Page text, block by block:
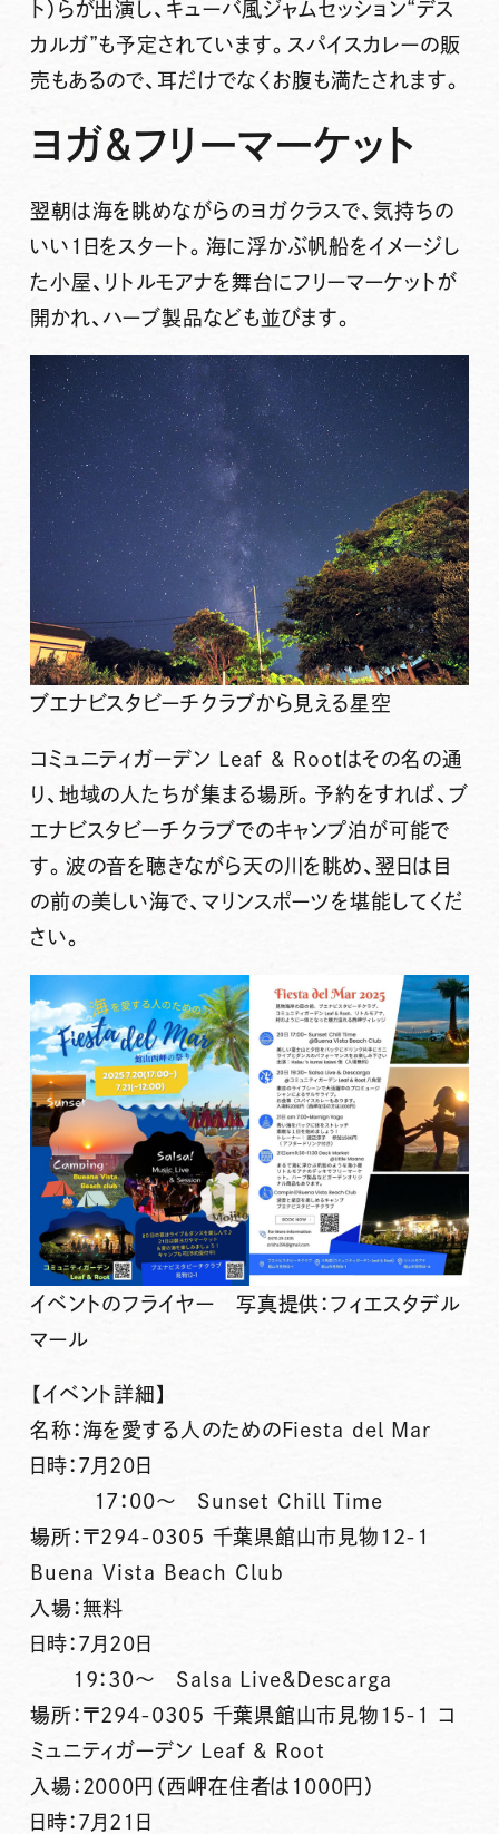
ト）らが出演し、キューバ風ジャムセッション“デス
カルガ”も予定されています。スパイスカレーの販
売もあるので、耳だけでなくお腹も満たされます。
ヨガ＆フリーマーケット
翌朝は海を眺めながらのヨガクラスで、気持ちの
いい1日をスタート。海に浮かぶ帆船をイメージし
た小屋、リトルモアナを舞台にフリーマーケットが
開かれ、ハーブ製品なども並びます。
ブエナビスタビーチクラブから見える星空
コミュニティガーデン Leaf & Rootはその名の通
り、地域の人たちが集まる場所。予約をすれば、ブ
エナビスタビーチクラブでのキャンプ泊が可能で
す。波の音を聴きながら天の川を眺め、翌日は目
の前の美しい海で、マリンスポーツを堪能してくだ
さい。
イベントのフライヤー 写真提供：フィエスタデル
マール
【イベント詳細】
名称：海を愛する人のためのFiesta del Mar
日時：7月20日
17：00～ Sunset Chill Time
場所：〒294-0305 千葉県館山市見物12-1
Buena Vista Beach Club
入場：無料
日時：7月20日
19：30～ Salsa Live&Descarga
場所：〒294-0305 千葉県館山市見物15-1 コ
ミュニティガーデン Leaf & Root
入場：2000円（西岬在住者は1000円）
日時：7月21日